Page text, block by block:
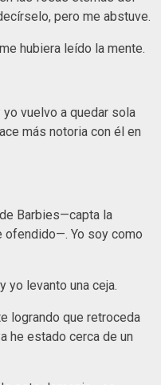
pero me abstuve.
hubiera leído la mente.
yo vuelvo a quedar sola
más notoria con él en
Barbies—capta la
ofendido—. Yo soy como
yo levanto una ceja.
logrando que retroceda
he estado cerca de un